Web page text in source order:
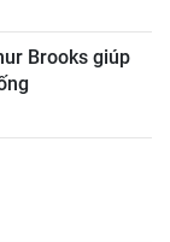
Brooks giúp